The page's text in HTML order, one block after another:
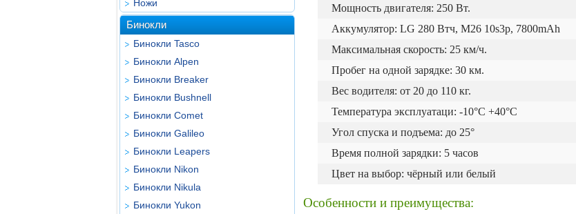
Ножи
Бинокли
Бинокли Tasco
Бинокли Alpen
Бинокли Breaker
Бинокли Bushnell
Бинокли Comet
Бинокли Galileo
Бинокли Leapers
Бинокли Nikon
Бинокли Nikula
Бинокли Yukon
Мощность двигателя: 250 Вт.
Аккумулятор: LG 280 Втч, M26 10s3p, 7800mAh
Максимальная скорость: 25 км/ч.
Пробег на одной зарядке: 30 км.
Вес водителя: от 20 до 110 кг.
Температура эксплуатаци: -10°С +40°С
Угол спуска и подъема: до 25°
Время полной зарядки: 5 часов
Цвет на выбор: чёрный или белый
Особенности и преимущества: